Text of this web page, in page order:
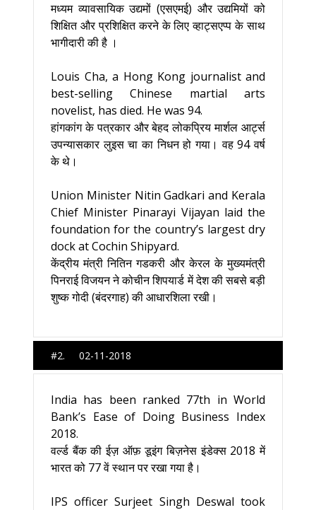
मध्यम व्यावसायिक उद्यमों (एसएमई) और उद्यमियों को
शिक्षित और प्रशिक्षित करने के लिए व्हाट्सएप्प के साथ
भागीदारी की है ।
Louis Cha, a Hong Kong journalist and
best-selling Chinese martial arts
novelist, has died. He was 94.
हांगकांग के पत्रकार और बेहद लोकप्रिय मार्शल आर्ट्स
उपन्यासकार लुइस चा का निधन हो गया। वह 94 वर्ष
के थे।
Union Minister Nitin Gadkari and Kerala
Chief Minister Pinarayi Vijayan laid the
foundation for the country’s largest dry
dock at Cochin Shipyard.
केंद्रीय मंत्री नितिन गडकरी और केरल के मुख्यमंत्री
पिनराई विजयन ने कोचीन शिपयार्ड में देश की सबसे बड़ी
शुष्क गोदी (बंदरगाह) की आधारशिला रखी।
#2. 02-11-2018
India has been ranked 77th in World
Bank’s Ease of Doing Business Index
2018.
वर्ल्ड बैंक की ईज़ ऑफ़ डूइंग बिज़नेस इंडेक्स 2018 में
भारत को 77 वें स्थान पर रखा गया है।
IPS officer Surjeet Singh Deswal took